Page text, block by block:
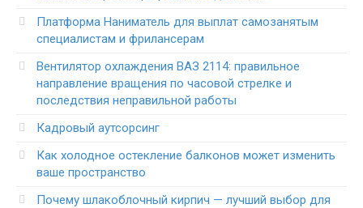
Платформа Наниматель для выплат самозанятым
специалистам и фрилансерам
Вентилятор охлаждения ВАЗ 2114: правильное
направление вращения по часовой стрелке и
последствия неправильной работы
Кадровый аутсорсинг
Как холодное остекление балконов может изменить
ваше пространство
Почему шлакоблочный кирпич — лучший выбор для